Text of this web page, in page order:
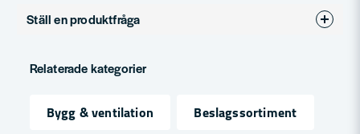
Ställ en produktfråga
Fråga oss något om denna produkten...
Relaterade kategorier
Bygg & ventilation
Beslagssortiment